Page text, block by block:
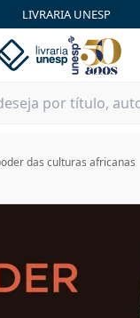
LIVRARIA UNESP
das culturas africanas